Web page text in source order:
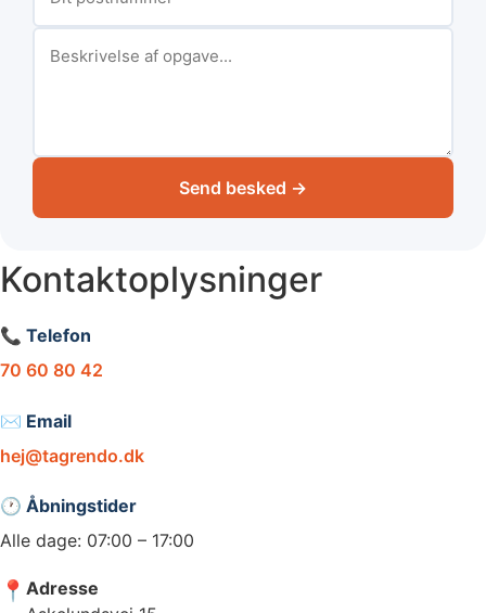
Send besked →
Kontaktoplysninger
📞 Telefon
70 60 80 42
✉️ Email
hej@tagrendo.dk
🕐 Åbningstider
Alle dage: 07:00 – 17:00
📍 Adresse